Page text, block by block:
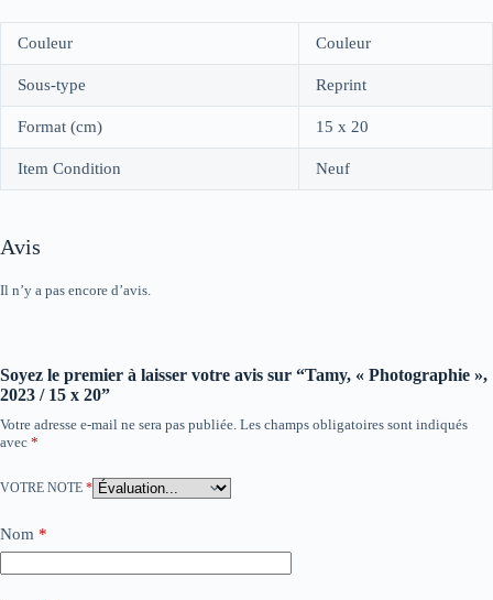
Couleur Couleur
Sous-type Reprint
Format (cm) 15 x 20
Item Condition Neuf
Avis
Il n’y a pas encore d’avis.
Soyez le premier à laisser votre avis sur “Tamy, « Photographie »,
2023 / 15 x 20”
Votre adresse e-mail ne sera pas publiée. Les champs obligatoires sont indiqués
avec *
VOTRE NOTE *
Nom *